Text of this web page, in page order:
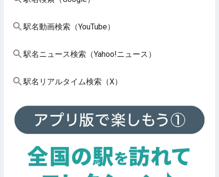
駅名動画検索（YouTube）
駅名ニュース検索（Yahoo!ニュース）
駅名リアルタイム検索（X）